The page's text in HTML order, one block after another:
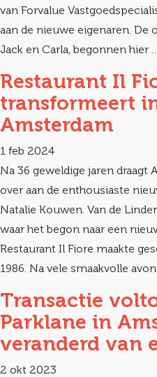
van Forvalue
aan de nieuwe eigenaren. De
Jack en Carla, begonnen hier
Restaurant Il
transformeert
Amsterdam
1 feb 2024
Na 36 geweldige jaren draagt
over aan de enthousiaste
Natalie Kouwen. Van de
waar het begon naar een
Restaurant Il Fiore maakte
1986. Na vele smaakvolle
Transactie
Parklane in
veranderd van
2 okt 2023